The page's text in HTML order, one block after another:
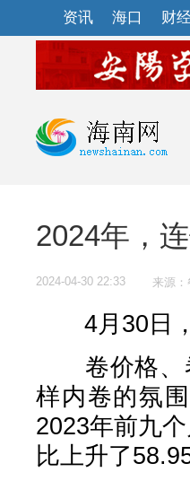
资讯 海口 财
2024年，
2024-04-30 22:33 来源
4月30日，
卷价格、卷
样内卷的氛
2023年前九
比上升了